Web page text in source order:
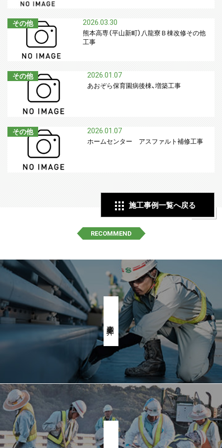
その他 2026.03.30
熊本高専（平山新町）八龍寮Ｂ棟改修その他
工事
その他 2026.01.07
あおぞら保育園病後棟、増築工事
その他 2026.01.07
ホームセンター アスファルト補修工事
施工事例一覧へ戻る
RECOMMEND